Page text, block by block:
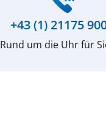
+43 (1) 21175
Rund um die Uhr für